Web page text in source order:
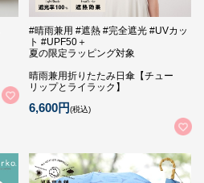
#晴雨兼用 #遮熱 #完全遮光 #UVカッ
ト #UPF50＋
夏の限定ラッピング対象
晴雨兼用折りたたみ日傘【チュー
リップとライラック】
6,600円(税込)